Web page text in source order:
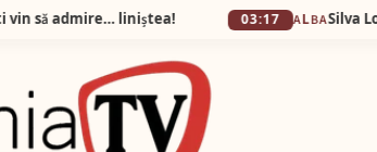
liniștea! 03:17 ALBA